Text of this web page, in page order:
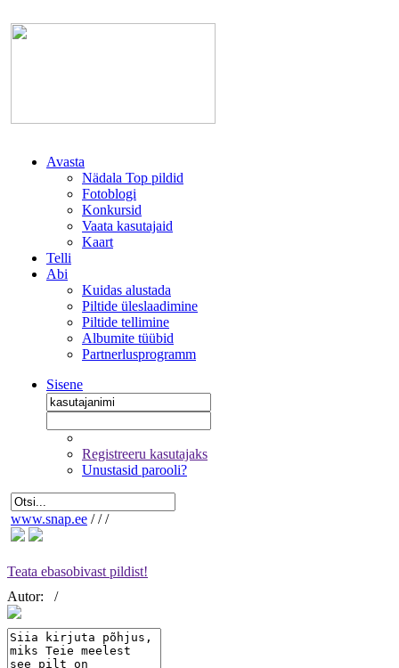
Avasta
Nädala Top pildid
Fotoblogi
Konkursid
Vaata kasutajaid
Kaart
Telli
Abi
Kuidas alustada
Piltide üleslaadimine
Piltide tellimine
Albumite tüübid
Partnerlusprogramm
Sisene
Registreeru kasutajaks
Unustasid parooli?
www.snap.ee / / /
Teata ebasobivast pildist!
Autor:
/